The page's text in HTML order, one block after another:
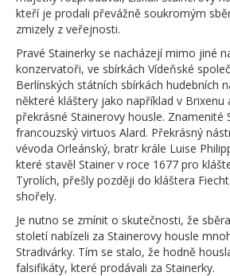
kteří je prodali převážně soukromým
zmizely z veřejnosti.
Pravé Stainerky se nacházejí mimo jiné
konzervatoři, ve sbírkách Vídeňské
Berlínských státních sbírkách hudebních
některé kláštery jako například v Brixenu
překrásné Stainerovy housle. Znamenité
francouzský virtuos Alard. Překrásný
vévoda Orleánský, bratr krále Luise
které stavěl Stainer v roce 1677 pro
Tyrolích, přešly později do kláštera
shořely.
Je nutno se zmínit o skutečnosti, že
století nabízeli za Stainerovy housle
Stradivárky. Tím se stalo, že hodně
falsifikáty, které prodávali za Stainerky.